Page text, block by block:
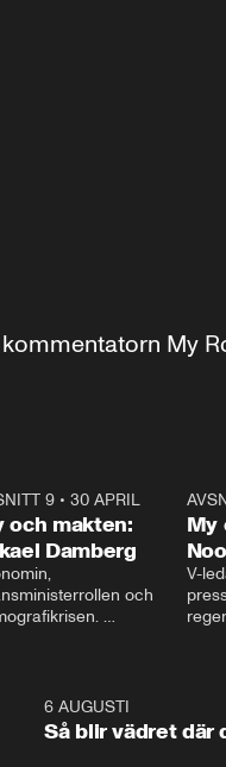
My
9• 30 APRIL
och makten:
Damberg
och
och Makten.
My
V-
– Vi
vara
1:066 AUGUSTI
Så blir vädret där